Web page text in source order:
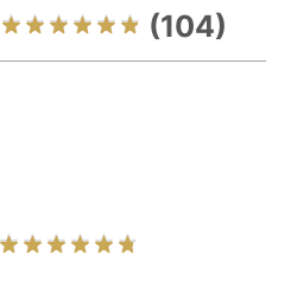
(104)